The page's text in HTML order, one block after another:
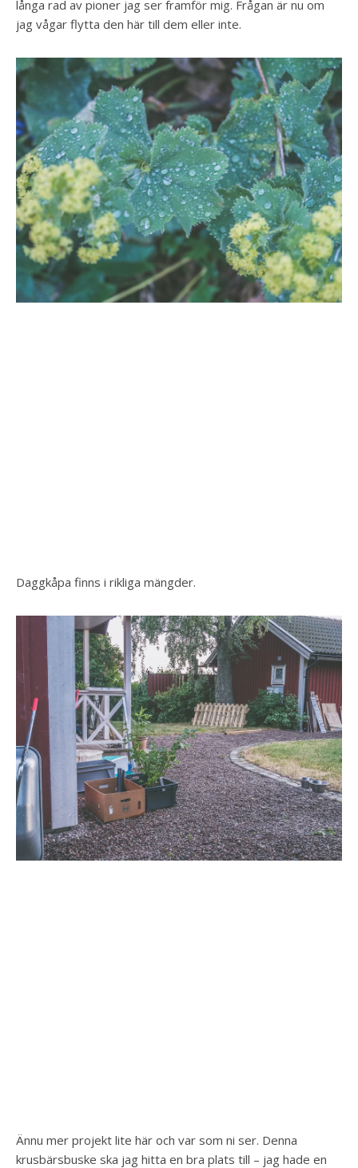
långa rad av pioner jag ser framför mig. Frågan är nu om
jag vågar flytta den här till dem eller inte.
Daggkåpa finns i rikliga mängder.
Ännu mer projekt lite här och var som ni ser. Denna
krusbärsbuske ska jag hitta en bra plats till – jag hade en